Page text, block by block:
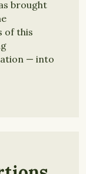
brought
of this
— into